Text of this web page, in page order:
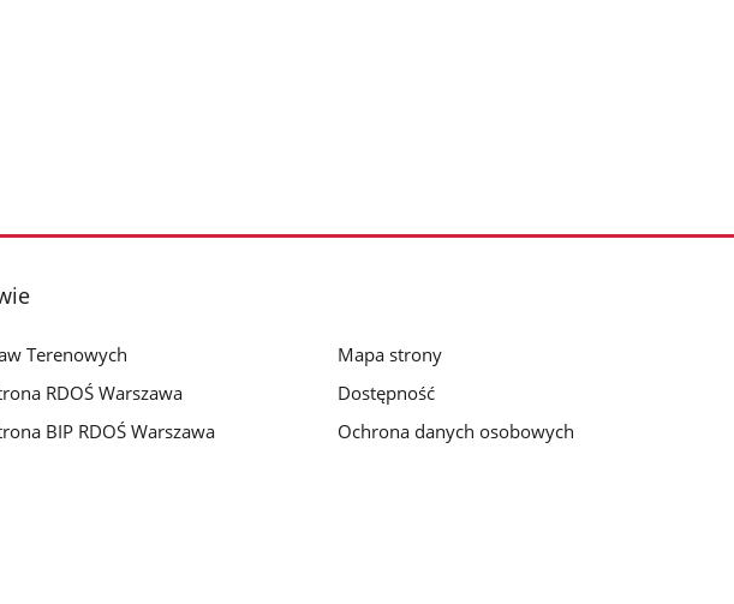
Terenowych
RDOŚ Warszawa
BIP RDOŚ Warszawa
Mapa strony
Dostępność
Ochrona danych osobowych